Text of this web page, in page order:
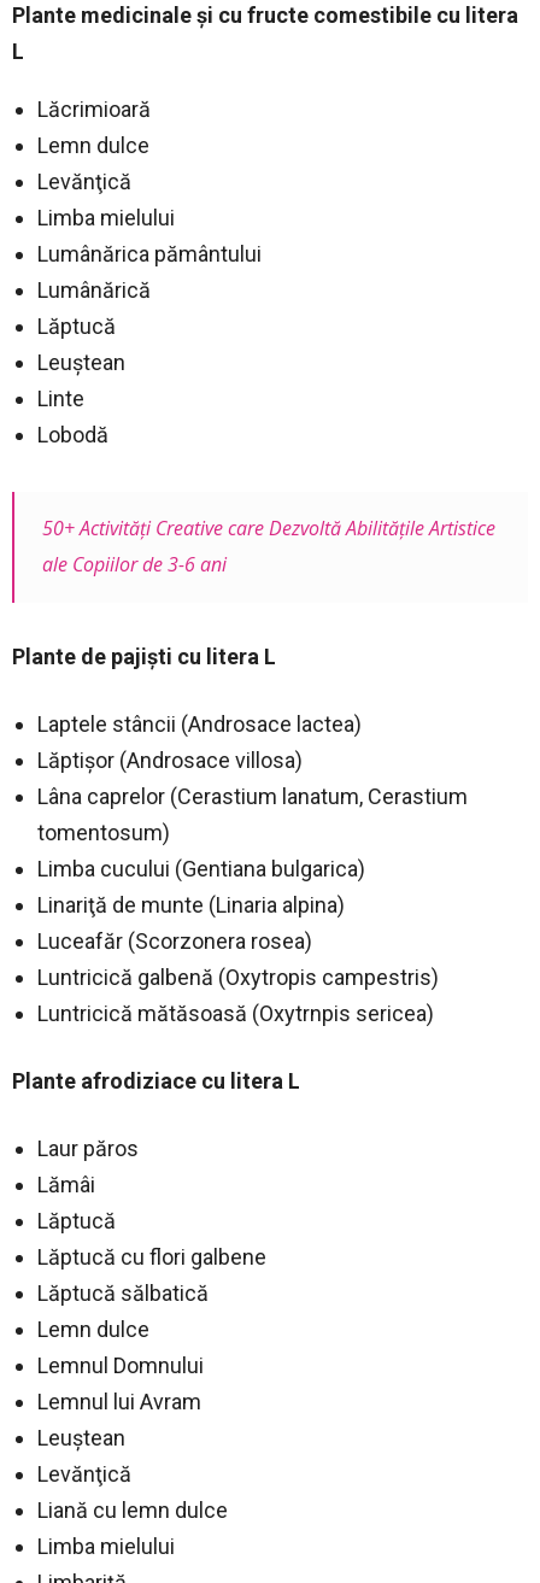
Plante medicinale și cu fructe comestibile cu litera
L
Lăcrimioară
Lemn dulce
Levănţică
Limba mielului
Lumânărica pământului
Lumânărică
Lăptucă
Leuştean
Linte
Lobodă
50+ Activități Creative care Dezvoltă Abilitățile Artistice
ale Copiilor de 3-6 ani
Plante de pajişti cu litera L
Laptele stâncii (Androsace lactea)
Lăptişor (Androsace villosa)
Lâna caprelor (Cerastium lanatum, Cerastium
tomentosum)
Limba cucului (Gentiana bulgarica)
Linariţă de munte (Linaria alpina)
Luceafăr (Scorzonera rosea)
Luntricică galbenă (Oxytropis campestris)
Luntricică mătăsoasă (Oxytrnpis sericea)
Plante afrodiziace cu litera L
Laur păros
Lămâi
Lăptucă
Lăptucă cu flori galbene
Lăptucă sălbatică
Lemn dulce
Lemnul Domnului
Lemnul lui Avram
Leuştean
Levănţică
Liană cu lemn dulce
Limba mielului